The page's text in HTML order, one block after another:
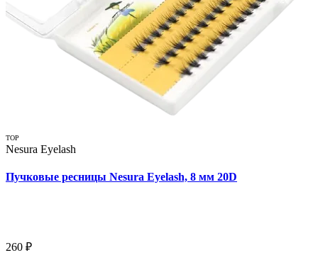
TOP
Nesura Eyelash
Пучковые ресницы Nesura Eyelash, 8 мм 20D
260 ₽